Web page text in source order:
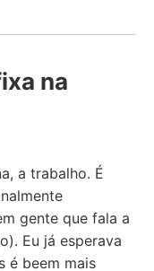
na
a trabalho. É
gente que fala a
Eu já esperava
é beem mais